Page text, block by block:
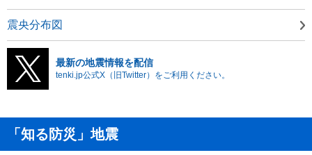
震央分布図
最新の地震情報を配信
tenki.jp公式X（旧Twitter）をご利用ください。
「知る防災」地震